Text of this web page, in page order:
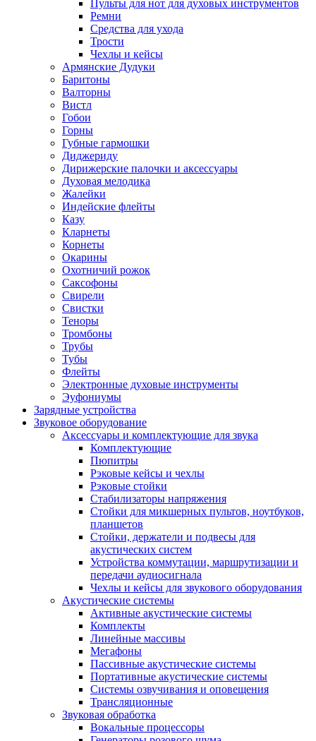
Пульты для нот для духовых инструментов
Ремни
Средства для ухода
Трости
Чехлы и кейсы
Армянские Дудуки
Баритоны
Валторны
Вистл
Гобои
Горны
Губные гармошки
Диджериду
Дирижерские палочки и аксессуары
Духовая мелодика
Жалейки
Индейские флейты
Казу
Кларнеты
Корнеты
Окарины
Охотничий рожок
Саксофоны
Свирели
Свистки
Теноры
Тромбоны
Трубы
Тубы
Флейты
Электронные духовые инструменты
Эуфониумы
Зарядные устройства
Звуковое оборудование
Аксессуары и комплектующие для звука
Комплектующие
Пюпитры
Рэковые кейсы и чехлы
Рэковые стойки
Стабилизаторы напряжения
Стойки для микшерных пультов, ноутбуков,
планшетов
Стойки, держатели и подвесы для
акустических систем
Устройства коммутации, маршрутизации и
передачи аудиосигнала
Чехлы и кейсы для звукового оборудования
Акустические системы
Активные акустические системы
Комплекты
Линейные массивы
Мегафоны
Пассивные акустические системы
Портативные акустические системы
Системы озвучивания и оповещения
Трансляционные
Звуковая обработка
Вокальные процессоры